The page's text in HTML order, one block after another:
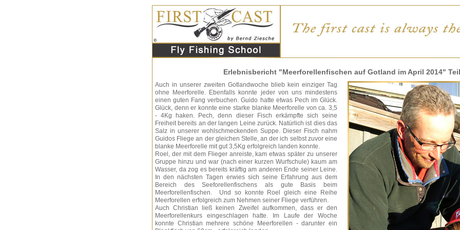
Erlebnisbericht "Meerforellenfischen auf Gotland im April 2014"
Auch in unserer zweiten Gotlandwoche blieb kein einziger Tag
ohne Meerforelle. Ebenfalls konnte jeder von uns mindestens
einen guten Fang verbuchen. Guido hatte etwas Pech im Glück.
Glück, denn er konnte eine starke blanke Meerforelle von ca. 3,5
- 4Kg haken. Pech, denn dieser Fisch erkämpfte sich seine
Freiheit bereits an der langen Leine zurück. Natürlich ist dies das
Salz in unserer wohlschmeckenden Suppe. Dieser Fisch nahm
Guidos Fliege an der gleichen Stelle, an der ich selbst zuvor eine
blanke Meerforelle mit gut 3,5Kg erfolgreich landen konnte.
Roel, der mit dem Flieger anreiste, kam etwas später zu unserer
Gruppe hinzu und war (nach einer kurzen Wurfschule) kaum am
Wasser, da zog es bereits kräftig am anderen Ende seiner Leine.
In den nächsten Tagen erwies sich seine Erfahrung aus dem
Bereich des Seeforellenfischens als gute Basis beim
Meerforellenfischen. Und so konnte Roel gleich eine Reihe
Meerforellen erfolgreich zum Nehmen seiner Fliege verführen.
Auch Christian ließ keinen Zweifel aufkommen, dass er den
Meerforellenkurs eingeschlagen hatte. Im Laufe der Woche
konnte Christian mehrere schöne Meerforellen - darunter ein